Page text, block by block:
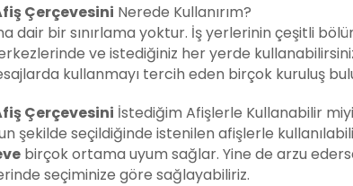
Çerçevesini Nerede Kullanırım?
dair bir sınırlama yoktur. İş yerlerinin çeşitli
ve istediğiniz her yerde
kullanmayı tercih eden birçok kuruluş
Çerçevesini İstediğim Afişlerle Kullanabilir
şekilde seçildiğinde istenilen afişlerle
birçok ortama uyum sağlar. Yine de arzu
seçiminize göre sağlayabiliriz.